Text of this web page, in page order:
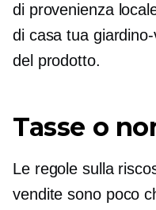
di provenienza
di casa tua
del prodotto.
Tasse o
Le regole sulla
vendite sono poco